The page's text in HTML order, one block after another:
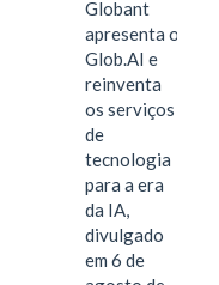
Globant
apresenta o
Glob.AI e
reinventa
os serviços
de
tecnologia
para a era
da IA,
divulgado
em 6 de